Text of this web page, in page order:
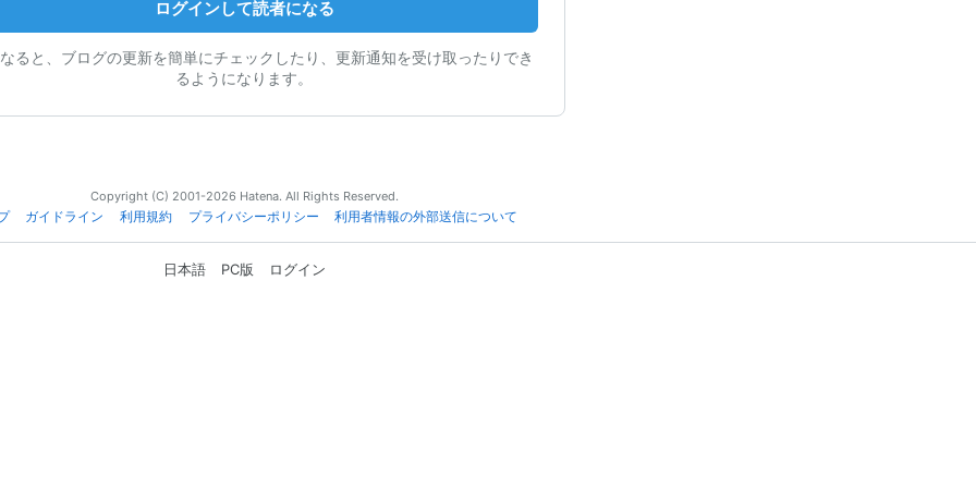
ログインして読者になる
ると、ブログの更新を簡単にチェックしたり、更新通知を受け取ったりでき
るようになります。
Copyright (C) 2001-2026 Hatena. All Rights Reserved.
ガイドライン 利用規約 プライバシーポリシー 利用者情報の外部送信について
日本語 PC版 ログイン